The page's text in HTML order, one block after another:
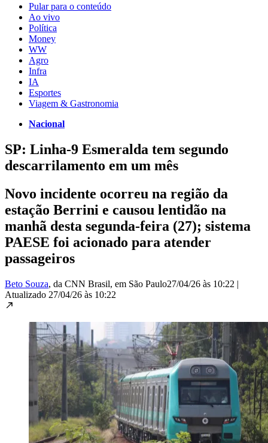
Pular para o conteúdo
Ao vivo
Política
Money
WW
Agro
Infra
IA
Esportes
Viagem & Gastronomia
Nacional
SP: Linha-9 Esmeralda tem segundo
descarrilamento em um mês
Novo incidente ocorreu na região da
estação Berrini e causou lentidão na
manhã desta segunda-feira (27); sistema
PAESE foi acionado para atender
passageiros
Beto Souza, da CNN Brasil, em São Paulo27/04/26 às 10:22 |
Atualizado 27/04/26 às 10:22